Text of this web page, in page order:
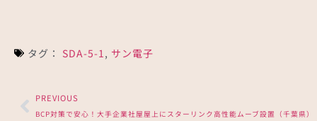
タグ： SDA-5-1 , サン電子
PREVIOUS
BCP対策で安心！大手企業社屋屋上にスターリンク高性能ムーブ設置（千葉県）